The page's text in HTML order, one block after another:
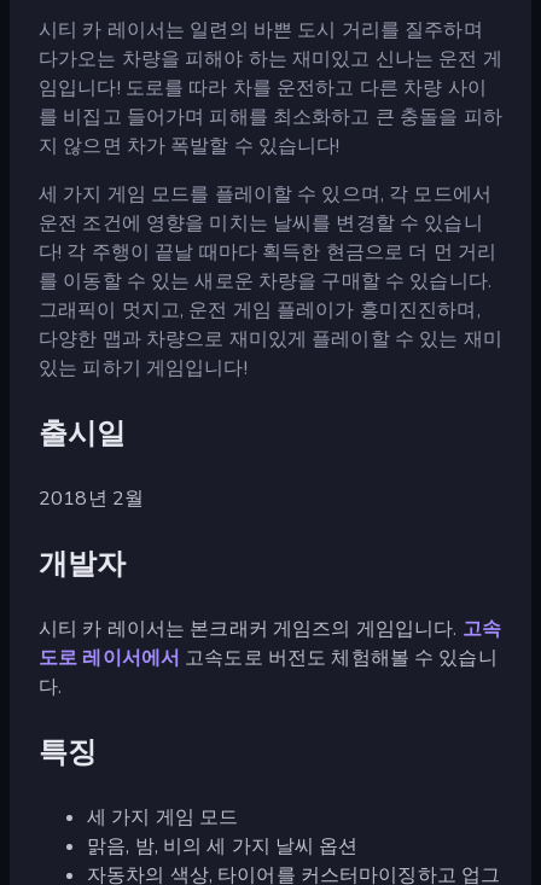
시티 카 레이서는 일련의 바쁜 도시 거리를 질주하며
다가오는 차량을 피해야 하는 재미있고 신나는 운전 게
임입니다! 도로를 따라 차를 운전하고 다른 차량 사이
를 비집고 들어가며 피해를 최소화하고 큰 충돌을 피하
지 않으면 차가 폭발할 수 있습니다!
세 가지 게임 모드를 플레이할 수 있으며, 각 모드에서
운전 조건에 영향을 미치는 날씨를 변경할 수 있습니
다! 각 주행이 끝날 때마다 획득한 현금으로 더 먼 거리
를 이동할 수 있는 새로운 차량을 구매할 수 있습니다.
그래픽이 멋지고, 운전 게임 플레이가 흥미진진하며,
다양한 맵과 차량으로 재미있게 플레이할 수 있는 재미
있는 피하기 게임입니다!
출시일
2018년 2월
개발자
시티 카 레이서는 본크래커 게임즈의 게임입니다. 고속
도로 레이서에서 고속도로 버전도 체험해볼 수 있습니
다.
특징
세 가지 게임 모드
맑음, 밤, 비의 세 가지 날씨 옵션
자동차의 색상, 타이어를 커스터마이징하고 업그